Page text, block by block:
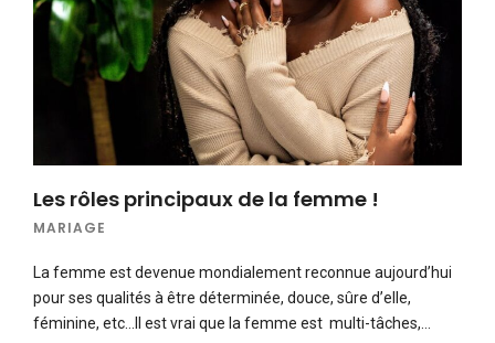
Les rôles principaux de la femme !
MARIAGE
La femme est devenue mondialement reconnue aujourd’hui
pour ses qualités à être déterminée, douce, sûre d’elle,
féminine, etc…Il est vrai que la femme est multi-tâches,…